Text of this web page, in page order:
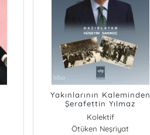
Yakınlarının Kaleminden
Şerafettin Yılmaz
Kolektif
Ötüken Neşriyat